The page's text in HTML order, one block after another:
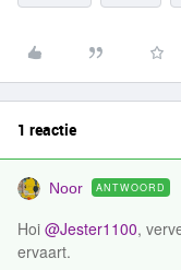
1 reactie
Noor ANTWOORD
Hoi @Jester1100,
ervaart.